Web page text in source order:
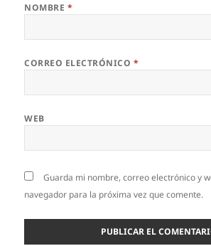
NOMBRE *
CORREO ELECTRÓNICO *
WEB
Guarda mi nombre, correo electrónico y
navegador para la próxima vez que comente.